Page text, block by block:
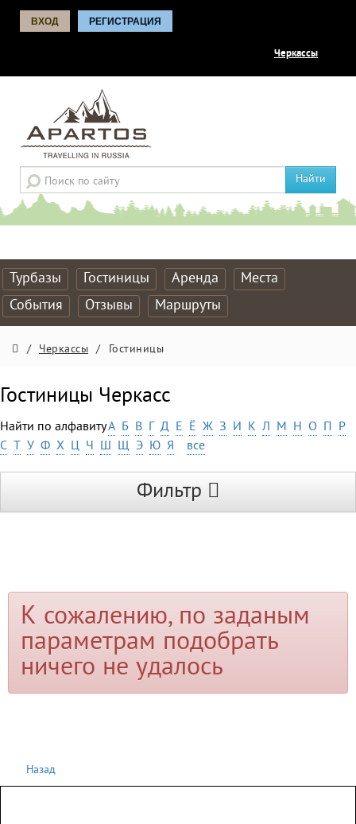
ВХОД РЕГИСТРАЦИЯ
Черкассы
Найти
Турбазы Гостиницы Аренда
Места
События
Отзывы Маршруты
/ Черкассы / Гостиницы
Гостиницы Черкасс
Найти по алфавитуА Б В Г Д Е Ё Ж З И К Л М Н О П Р
С Т У Ф Х Ц Ч Ш Щ Э Ю Я все
Фильтр
К сожалению, по заданым
параметрам подобрать
ничего не удалось
Назад